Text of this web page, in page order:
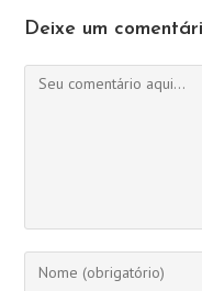
Deixe um
Comentário
Digite